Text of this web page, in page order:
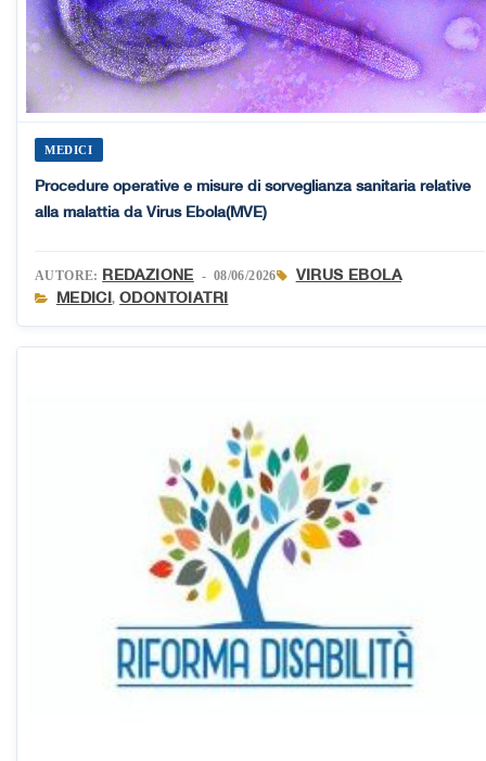
MEDICI
Procedure operative e misure di sorveglianza sanitaria relative
alla malattia da Virus Ebola(MVE)
AUTORE: REDAZIONE - 08/06/2026
VIRUS EBOLA
MEDICI,ODONTOIATRI